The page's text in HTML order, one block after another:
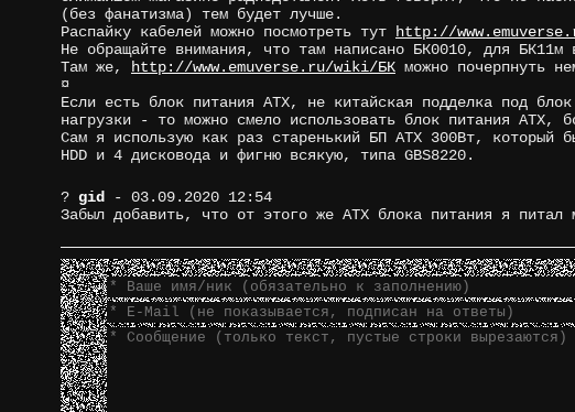
(без фанатизма) тем будет лучше.
Распайку кабелей можно посмотреть тут
http://
Не обращайте внимания, что там написано БК0010, для БК11м
Там же,
http://www.emuverse.ru/wiki/БК можно почерпнуть
¤
Если есть блок питания АТХ, не китайская подделка под
нагрузки - то можно смело использовать блок питания АТХ,
Сам я использую как раз старенький БП АТХ 300Вт,
HDD и 4 дисковода и фигню всякую, типа GBS8220.
? gid
- 03.09.2020 12:54
Забыл добавить, что от этого же АТХ блока питания я